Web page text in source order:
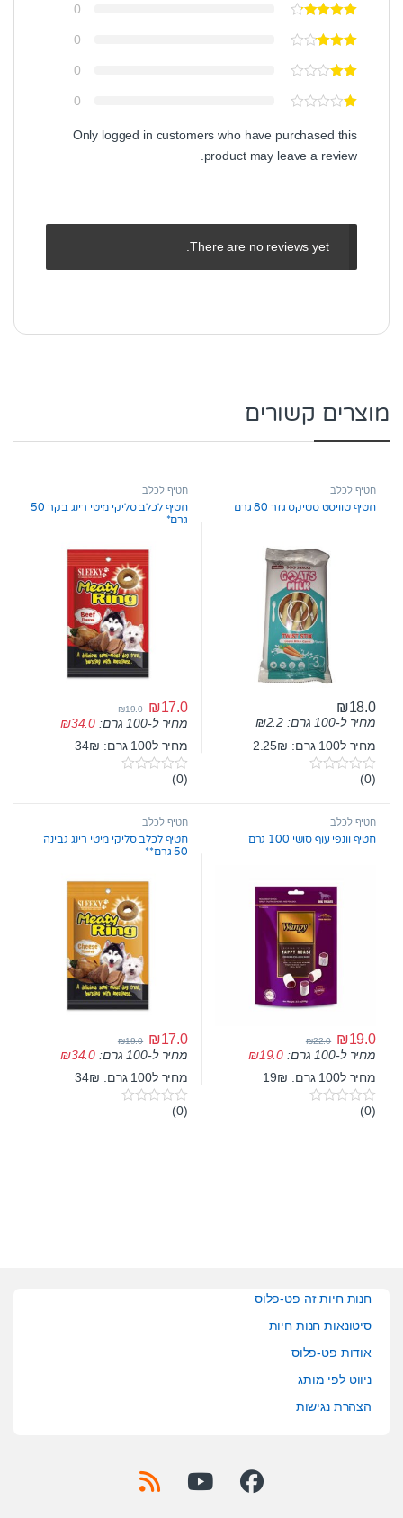
0
0
0
0
Only logged in customers who have purchased this
product may leave a review.
There are no reviews yet.
מוצרים קשורים
חטיף לכלב
חטיף טוויסט סטיקס גזר 80 גרם
₪18.0
מחיר ל-100 גרם: ₪2.2
מחיר ל100 גרם: 2.25₪
0
t
f
(0)
חטיף לכלב
חטיף לכלב סליקי מיטי רינג בקר 50
גרם*
₪17.0
₪19.0
מחיר ל-100 גרם: ₪34.0
מחיר ל100 גרם: 34₪
0
t
f
5
(0)
חטיף לכלב
חטיף וונפי עוף סושי 100 גרם
₪19.0
₪22.0
מחיר ל-100 גרם: ₪19.0
מחיר ל100 גרם: 19₪
0(0)
חטיף לכלב
חטיף לכלב סליקי מיטי רינג גבינה
50 גרם**
₪17.0
₪19.0
מחיר ל-100 גרם: ₪34.0
מחיר ל100 גרם: 34₪
0(0)
חנות חיות זה פט-פלוס
סיטונאות חנות חיות
אודות פט-פלוס
ניווט לפי מותג
הצהרת נגישות